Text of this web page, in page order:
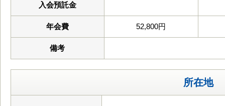
入会預託金
年会費 52,800円
備考
所在地